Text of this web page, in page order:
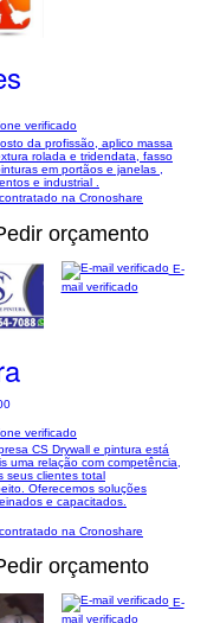
verificado
da profissão, aplico massa
rolada e tridendata, fasso
em portãos e janelas ,
e industrial .
na Cronoshare
orçamento
E-
mail verificado
verificado
CS Drywall e pintura está
uma relação com competência,
seus clientes total
Oferecemos soluções
e capacitados.
na Cronoshare
orçamento
E-
mail verificado